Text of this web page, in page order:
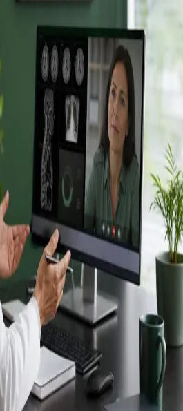
ejercer en Spain,
en línea seguras.
Ver perfiles
Conecta con especialistas con